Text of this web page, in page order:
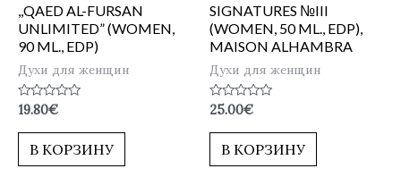
,,QAED AL-FURSAN
UNLIMITED” (WOMEN,
90 ML., EDP)
Духи для женщин
Оценка
из
19.80€
В КОРЗИНУ
SIGNATURES №III
(WOMEN, 50 ML., EDP),
MAISON ALHAMBRA
Духи для женщин
Оценка
из
25.00€
В КОРЗИНУ